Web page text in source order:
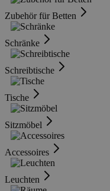
Zubehör für Betten
Schränke
Schreibtische
Tische
Sitzmöbel
Accessoires
Leuchten